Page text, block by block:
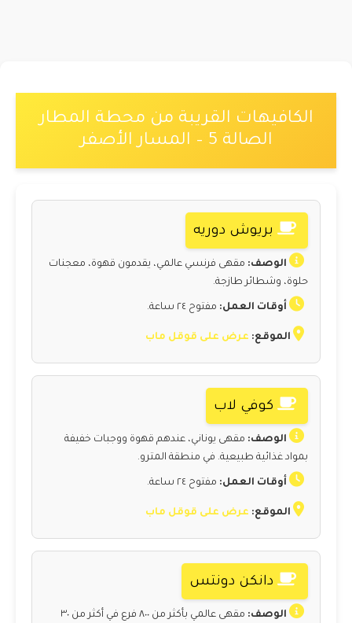
الكافيهات القريبة من محطة المطار
الصالة 5 – المسار الأصفر
بريوش دوريه
الوصف: مقهى فرنسي عالمي، يقدمون قهوة، معجنات
حلوة، وشطائر طازجة.
أوقات العمل: مفتوح ٢٤ ساعة.
الموقع: عرض على قوقل ماب
كوفي لاب
الوصف: مقهى يوناني، عندهم قهوة ووجبات خفيفة
بمواد غذائية طبيعية. في منطقة المترو.
أوقات العمل: مفتوح ٢٤ ساعة.
الموقع: عرض على قوقل ماب
دانكن دونتس
الوصف:
مقهى عالمي بأكثر من ٨٠٠ فرع في أكثر من ٣٠